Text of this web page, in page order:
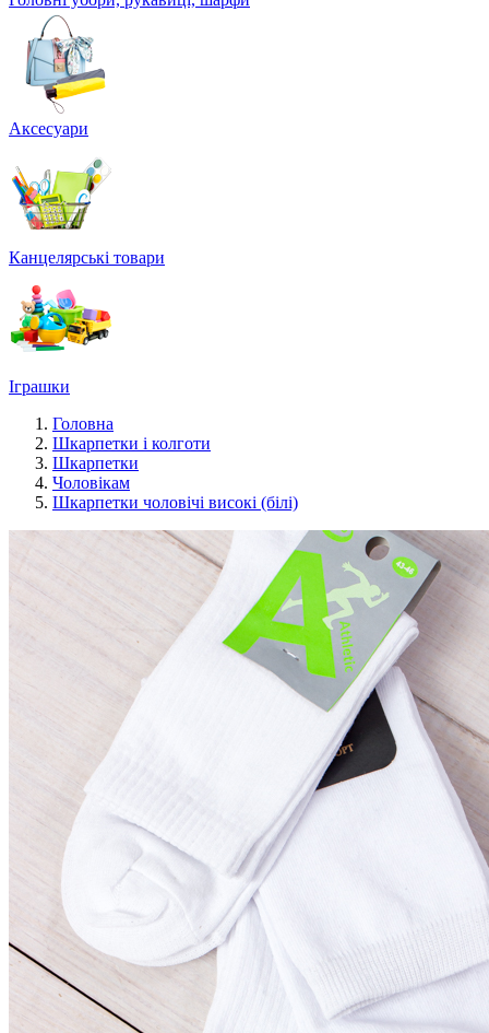
Аксесуари
Канцелярські товари
Іграшки
Головна
Шкарпетки і колготи
Шкарпетки
Чоловікам
Шкарпетки чоловічі високі (білі)